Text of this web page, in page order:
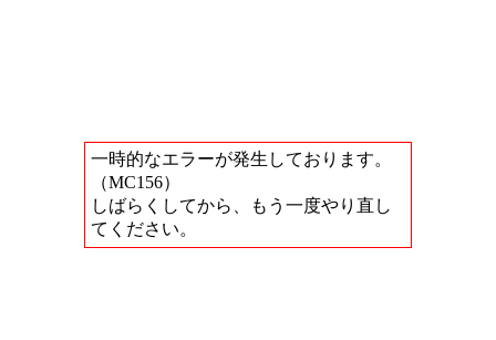
一時的なエラーが発生しております。
（MC156）
しばらくしてから、もう一度やり直し
てください。